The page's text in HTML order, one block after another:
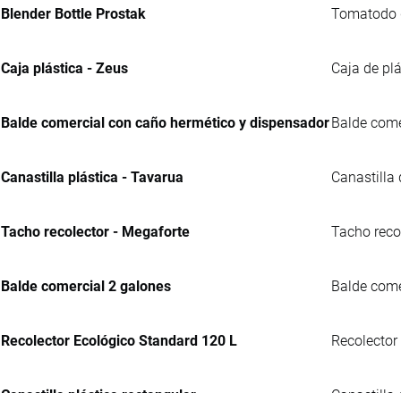
Blender Bottle Prostak Tomatodo
Caja plástica - Zeus Caja de
Balde comercial con caño hermético y dispensador Balde
Canastilla plástica - Tavarua Canastilla
Tacho recolector - Megaforte Tacho
Balde comercial 2 galones Balde
Recolector Ecológico Standard 120 L